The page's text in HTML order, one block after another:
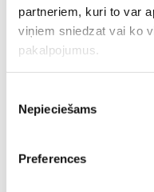
partneriem, kuri to var
viņiem sniedzat vai ko
pakalpojumus.
izvēle
Nepieciešams
Preferences
Garantētās un rezerves
akumulatoru baterijas, sūkņi,
elektroinstalācijas
Skatīt vairāk
Sūkņi
Sūkņi ar benzīna vai